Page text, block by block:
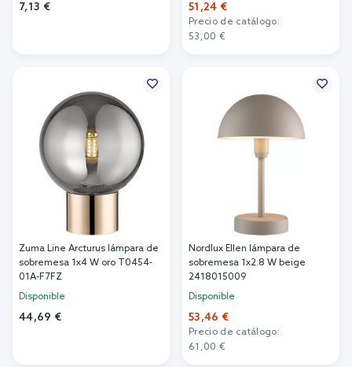
7,13 €
51,24 €
Precio de catálogo:
53,00 €
Zuma Line Arcturus lámpara de
sobremesa 1x4 W oro T0454-
01A-F7FZ
Disponible
44,69 €
Nordlux Ellen lámpara de
sobremesa 1x2.8 W beige
2418015009
Disponible
53,46 €
Precio de catálogo:
61,00 €